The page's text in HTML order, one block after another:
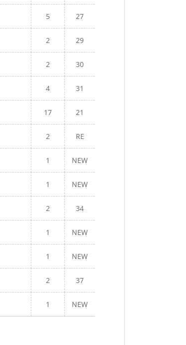
5 27
2 29
2 30
4 31
17 21
2 RE
1 NEW
1 NEW
2 34
1 NEW
1 NEW
2 37
1 NEW